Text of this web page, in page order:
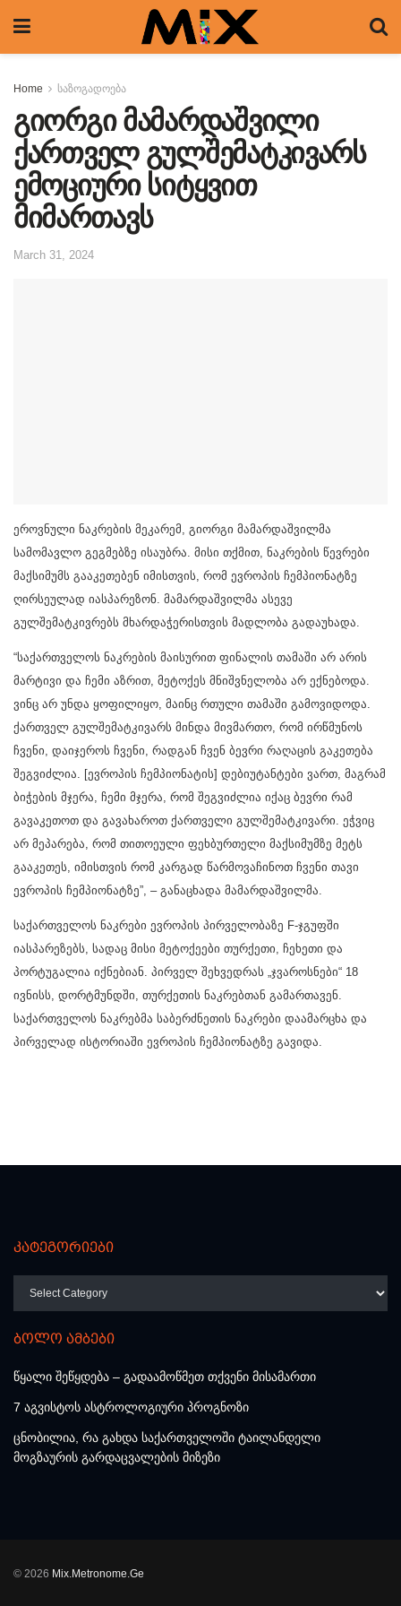
Home საზოგადოება
გიორგი მამარდაშვილი
ქართველ გულშემატკივარს
ემოციური სიტყვით
მიმართავს
March 31, 2024
ეროვნული ნაკრების მეკარემ, გიორგი მამარდაშვილმა
სამომავლო გეგმებზე ისაუბრა. მისი თქმით, ნაკრების წევრები
მაქსიმუმს გააკეთებენ იმისთვის, რომ ევროპის ჩემპიონატზე
ღირსეულად იასპარეზონ. მამარდაშვილმა ასევე
გულშემატკივრებს მხარდაჭერისთვის მადლობა გადაუხადა.
“საქართველოს ნაკრების მაისურით ფინალის თამაში არ არის
მარტივი და ჩემი აზრით, მეტოქეს მნიშვნელობა არ ექნებოდა.
ვინც არ უნდა ყოფილიყო, მაინც რთული თამაში გამოვიდოდა.
ქართველ გულშემატკივარს მინდა მივმართო, რომ ირწმუნოს
ჩვენი, დაიჯეროს ჩვენი, რადგან ჩვენ ბევრი რაღაცის გაკეთება
შეგვიძლია. [ევროპის ჩემპიონატის] დებიუტანტები ვართ, მაგრამ
ბიჭების მჯერა, ჩემი მჯერა, რომ შეგვიძლია იქაც ბევრი რამ
გავაკეთოთ და გავახაროთ ქართველი გულშემატკივარი. ეჭვიც
არ მეპარება, რომ თითოეული ფეხბურთელი მაქსიმუმზე მეტს
გააკეთეს, იმისთვის რომ კარგად წარმოვაჩინოთ ჩვენი თავი
ევროპის ჩემპიონატზე”, – განაცხადა მამარდაშვილმა.
საქართველოს ნაკრები ევროპის პირველობაზე F-ჯგუფში
იასპარეზებს, სადაც მისი მეტოქეები თურქეთი, ჩეხეთი და
პორტუგალია იქნებიან. პირველ შეხვედრას „ჯვაროსნები“ 18
ივნისს, დორტმუნდში, თურქეთის ნაკრებთან გამართავენ.
საქართველოს ნაკრებმა საბერძნეთის ნაკრები დაამარცხა და
პირველად ისტორიაში ევროპის ჩემპიონატზე გავიდა.
კატეგორიები
ბოლო ამბები
წყალი შეწყდება – გადაამოწმეთ თქვენი მისამართი
7 აგვისტოს ასტროლოგიური პროგნოზი
ცნობილია, რა გახდა საქართველოში ტაილანდელი
მოგზაურის გარდაცვალების მიზეზი
© 2026 Mix.Metronome.Ge